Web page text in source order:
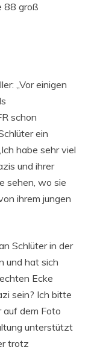
88 groß
„Vor einigen
schon
ein
habe sehr viel
und ihrer
sehen, wo sie
ihrem jungen
Schlüter in der
und hat sich
Ecke
sein? Ich bitte
auf dem Foto
unterstützt
trotz